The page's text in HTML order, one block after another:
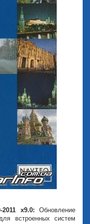
x9.0: Обновление
встроенных систем